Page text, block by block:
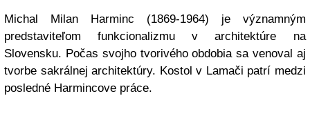
Michal Milan Harminc (1869-1964) je významným
predstaviteľom funkcionalizmu v architektúre na
Slovensku. Počas svojho tvorivého obdobia sa venoval aj
tvorbe sakrálnej architektúry. Kostol v Lamači patrí medzi
posledné Harmincove práce.